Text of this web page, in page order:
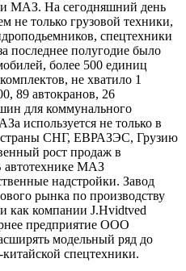
и МАЗ. На сегодняшний день
не только грузовой техники,
спецтехники
последнее полугодие было
более 500 единиц
не хватило 1
89 автокранов, 26
для коммунального
используется не только в
страны СНГ, ЕВРАЗЭС, Грузию
рост продаж в
автотехнике МАЗ
надстройки. Завод
рынка по производству
как компании J.Hvidtved
предприятие ООО
модельный ряд до
китайской спецтехники.